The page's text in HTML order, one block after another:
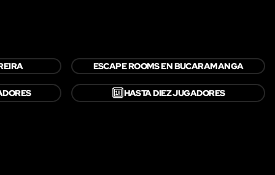
ESCAPE ROOMS EN BUCARAMANGA
🔟HASTA DIEZ JUGADORES